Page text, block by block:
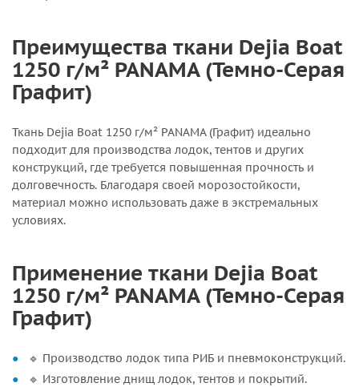
Преимущества ткани Dejia Boat
1250 г/м² PANAMA (Темно-Серая
Графит)
Ткань Dejia Boat 1250 г/м² PANAMA (Графит) идеально
подходит для производства лодок, тентов и других
конструкций, где требуется повышенная прочность и
долговечность. Благодаря своей морозостойкости,
материал можно использовать даже в экстремальных
условиях.
Применение ткани Dejia Boat
1250 г/м² PANAMA (Темно-Серая
Графит)
🔹 Производство лодок типа РИБ и пневмоконструкций.
🔹 Изготовление днищ лодок, тентов и покрытий.